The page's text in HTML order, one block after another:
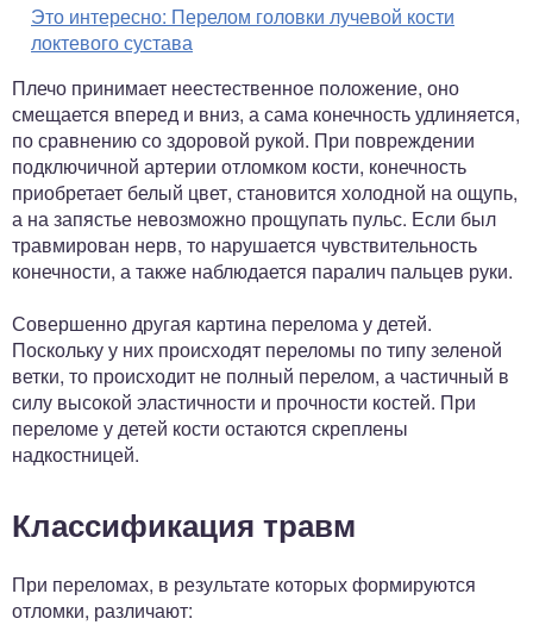
Это интересно: Перелом головки лучевой кости
локтевого сустава
Плечо принимает неестественное положение, оно
смещается вперед и вниз, а сама конечность удлиняется,
по сравнению со здоровой рукой. При повреждении
подключичной артерии отломком кости, конечность
приобретает белый цвет, становится холодной на ощупь,
а на запястье невозможно прощупать пульс. Если был
травмирован нерв, то нарушается чувствительность
конечности, а также наблюдается паралич пальцев руки.
Совершенно другая картина перелома у детей.
Поскольку у них происходят переломы по типу зеленой
ветки, то происходит не полный перелом, а частичный в
силу высокой эластичности и прочности костей. При
переломе у детей кости остаются скреплены
надкостницей.
Классификация травм
При переломах, в результате которых формируются
отломки, различают: